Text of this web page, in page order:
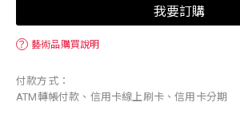
我要訂購
？ 藝術品購買說明
付款方式：
ATM轉帳付款、信用卡線上刷卡、信用卡分期